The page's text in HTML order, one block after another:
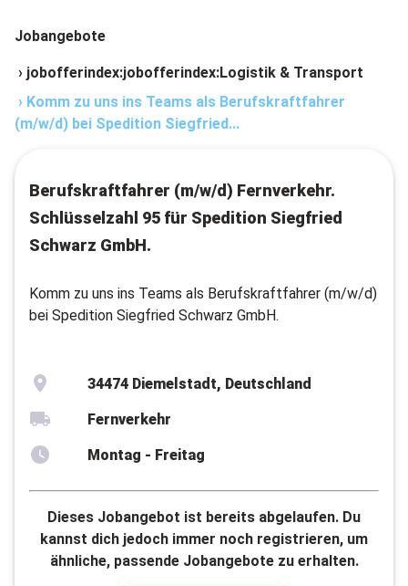
Jobangebote
› jobofferindex:jobofferindex:Logistik & Transport
› Komm zu uns ins Teams als Berufskraftfahrer
(m/w/d) bei Spedition Siegfried...
Berufskraftfahrer (m/w/d) Fernverkehr.
Schlüsselzahl 95 für Spedition Siegfried
Schwarz GmbH.
Komm zu uns ins Teams als Berufskraftfahrer (m/w/d)
bei Spedition Siegfried Schwarz GmbH.
34474 Diemelstadt, Deutschland
Fernverkehr
Montag - Freitag
Dieses Jobangebot ist bereits abgelaufen. Du
kannst dich jedoch immer noch registrieren, um
ähnliche, passende Jobangebote zu erhalten.